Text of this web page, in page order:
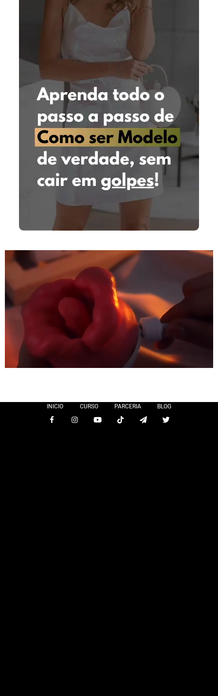
INICIO CURSO PARCERIA BLOG